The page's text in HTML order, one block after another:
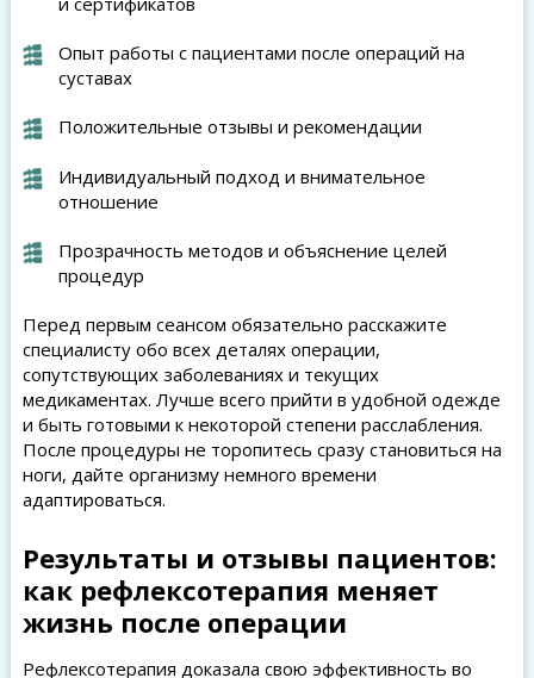
Опыт работы с пациентами после операций на
суставах
Положительные отзывы и рекомендации
Индивидуальный подход и внимательное
отношение
Прозрачность методов и объяснение целей
процедур
Перед первым сеансом обязательно расскажите
специалисту обо всех деталях операции,
сопутствующих заболеваниях и текущих
медикаментах. Лучше всего прийти в удобной одежде
и быть готовыми к некоторой степени расслабления.
После процедуры не торопитесь сразу становиться на
ноги, дайте организму немного времени
адаптироваться.
Результаты и отзывы пациентов:
как рефлексотерапия меняет
жизнь после операции
Рефлексотерапия доказала свою эффективность во